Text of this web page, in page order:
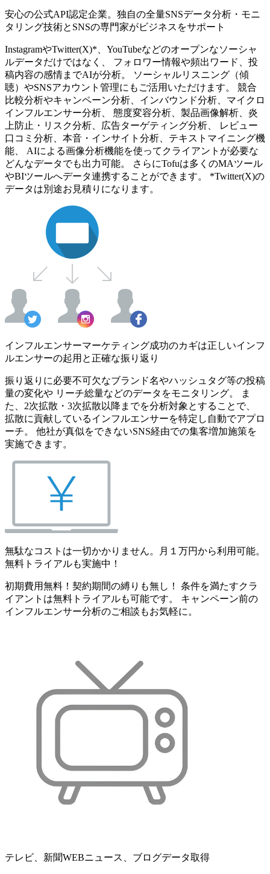
安心の公式API認定企業。独自の全量SNSデータ分析・モニ
タリング技術とSNSの専門家がビジネスをサポート
InstagramやTwitter(X)*、YouTubeなどのオープンなソーシャ
ルデータだけではなく、 フォロワー情報や頻出ワード、投
稿内容の感情までAIが分析。 ソーシャルリスニング（傾
聴）やSNSアカウント管理にもご活用いただけます。 競合
比較分析やキャンペーン分析、インバウンド分析、マイクロ
インフルエンサー分析、 態度変容分析、製品画像解析、炎
上防止・リスク分析、広告ターゲティング分析、 レビュー
口コミ分析、本音・インサイト分析、テキストマイニング機
能、 AIによる画像分析機能を使ってクライアントが必要な
どんなデータでも出力可能。 さらにTofuは多くのMAツール
やBIツールへデータ連携することができます。 *Twitter(X)の
データは別途お見積りになります。
インフルエンサーマーケティング成功のカギは正しいインフ
ルエンサーの起用と正確な振り返り
振り返りに必要不可欠なブランド名やハッシュタグ等の投稿
量の変化や リーチ総量などのデータをモニタリング。 ま
た、2次拡散・3次拡散以降までを分析対象とすることで、
拡散に貢献しているインフルエンサーを特定し自動でアプロ
ーチ。 他社が真似をできないSNS経由での集客増加施策を
実施できます。
無駄なコストは一切かかりません。月１万円から利用可能。
無料トライアルも実施中！
初期費用無料！契約期間の縛りも無し！ 条件を満たすクラ
イアントは無料トライアルも可能です。 キャンペーン前の
インフルエンサー分析のご相談もお気軽に。
テレビ、新聞WEBニュース、ブログデータ取得